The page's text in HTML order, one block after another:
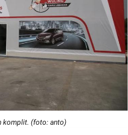
komplit. (foto: anto)